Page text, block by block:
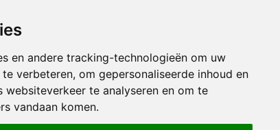
en andere tracking-technologieën om uw
verbeteren, om gepersonaliseerde inhoud en
te analyseren en om te
vandaan komen.
Onze laatste Nieuwsbrief
Inschrijven